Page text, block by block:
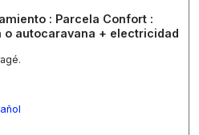
: Parcela Confort :
autocaravana + electricidad